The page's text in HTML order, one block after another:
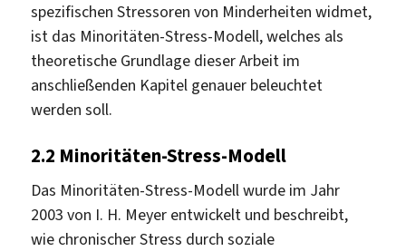
spezifischen Stressoren von Minderheiten widmet,
ist das Minoritäten-Stress-Modell, welches als
theoretische Grundlage dieser Arbeit im
anschließenden Kapitel genauer beleuchtet
werden soll.
2.2 Minoritäten-Stress-Modell
Das Minoritäten-Stress-Modell wurde im Jahr
2003 von I. H. Meyer entwickelt und beschreibt,
wie chronischer Stress durch soziale